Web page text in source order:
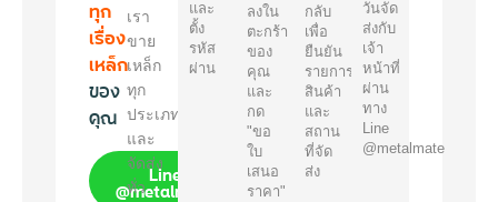
ทุก
เรื่อง
เหล็ก
ของ
คุณ
Line
@metalmate
เรา
ขาย
เหล็ก
ทุก
ประเภท
และ
จัดส่ง
ทั่ว
และ
ตั้ง
รหัส
ผ่าน
ลงใน
ตะกร้า
ของ
คุณ
และ
กด
"ขอ
ใบ
เสนอ
ราคา"
กลับ
เพื่อ
ยืนยัน
รายการ
สินค้า
และ
สถาน
ที่จัด
ส่ง
วันจัด
ส่งกับ
เจ้า
หน้าที่
ผ่าน
ทาง
Line
@metalmate